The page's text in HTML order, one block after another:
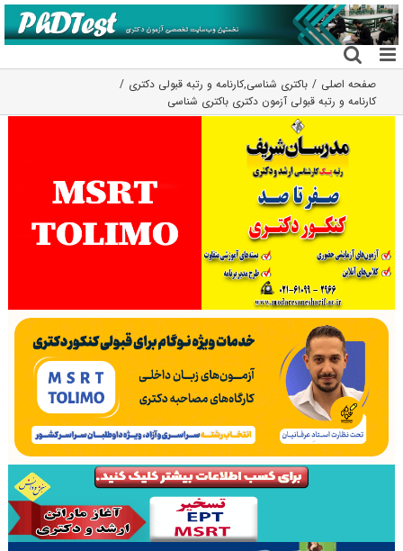
رفتن
به
محتوا
صفحه اصلی باکتری شناسی,کارنامه و رتبه قبولی دکتری
کارنامه و رتبه قبولی آزمون دکتری باکتری شناسی